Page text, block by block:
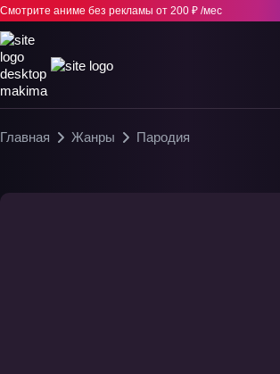
Смотрите аниме без рекламы от 200 ₽ /мес
Главная Жанры Пародия